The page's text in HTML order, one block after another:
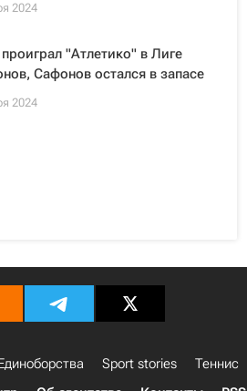
2024
"Атлетико" в Лиге
Сафонов остался в запасе
2024
Sport stories Теннис